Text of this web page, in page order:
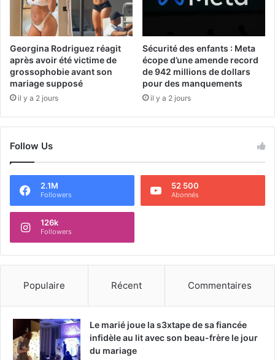
Georgina Rodriguez réagit
après avoir été victime de
grossophobie avant son
mariage supposé
il y a 2 jours
Sécurité des enfants : Meta
écope d’une amende record
de 942 millions de dollars
pour des manquements
il y a 2 jours
Follow Us
2.1M
Followers
52 500
Abonnés
126k
Followers
Populaire Récent Commentaires
Le marié joue la s3xtape de sa fiancée
infidèle au lit avec son beau-frère le jour
du mariage